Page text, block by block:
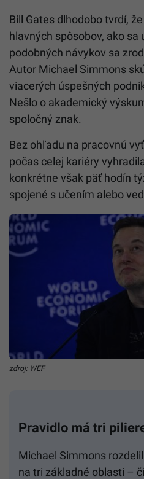
Bill Gates dlhodobo tvrdí,
hlavných spôsobov, ako sa
podobných návykov sa
Autor Michael Simmons
viacerých úspešných
Nešlo o akademický
spoločný znak.
Bez ohľadu na pracovnú
počas celej kariéry
konkrétne však päť hodín
spojené s učením alebo
zdroj: WEF
Pravidlo má tri
Michael Simmons
na tri základné oblasti –